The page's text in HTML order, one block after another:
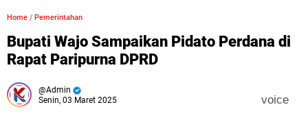
Home / Pemerintahan
Bupati Wajo Sampaikan Pidato Perdana di
Rapat Paripurna DPRD
Admin
Senin, 03 Maret 2025
voice